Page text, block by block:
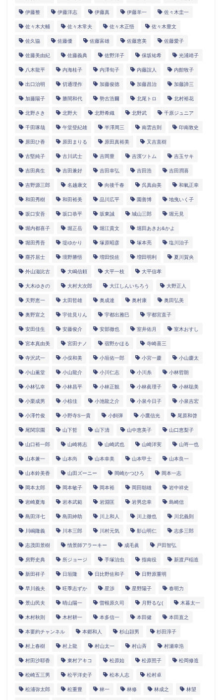
伊藤整 伊藤洋志 伊藤真 伊藤羊一 佐々木圭一
佐々木大輔 佐々木常夫 佐々木正悟 佐々木豊文
佐久協 佐藤優 佐藤富雄 佐藤恵美 佐藤愛子
佐藤美由紀 佐藤義典 佐野洋子 保坂祐希 光浦靖子
八木龍平 内海桂子 内澤旬子 内藤誼人 内館牧子
出口治明 切通理作 加藤俊徳 加藤昌治 加藤諦三
加藤陽子 勝間和代 勢古浩爾 北尾トロ 北村裕花
北野さき 北野大 北野希織 北野武 千原ジュニア
千田琢哉 午堂登紀雄 半澤周三 南雲吉則 印南敦史
原田ひ香 原田まりる 原田真裕美 又吉直樹
古堅純子 古川武士 吉岡豊 吉濱ツトム 吉玉サキ
吉田典生 吉田兼好 吉田幸弘 吉田浩 吉田潤喜
吉野源三郎 名越康文 向後千春 呉真由美 和氣正幸
和田秀樹 和田裕美 品川広平 園善博 地曳いく子
坂口安吾 坂口恭平 坂東誠 城山三郎 堀元見
堀内都喜子 堀正岳 堀江貴文 堀田あきお&かよ
堀田秀吾 堤ゆかり 塚原昭彦 塚本亮 塩川治子
塵芥居士 境野勝悟 増田悦佐 増田明利 夏川賀央
外山滋比古 大嶋信頼 大平一枝 大平信孝
大木ゆきの 大村大次郎 大江しんいちろう 大野正人
天野恵一 太田哲雄 奥成達 奥村康 奥田弘美
奥野宣之 宇佐見りん 宇都出雅巳 宇都宮直子
安田佳生 安藤俊介 安部徹也 室井佑月 室木おすし
宮本真由美 宮田ナノ 宿野かほる 寺崎喜三
寺沢武一 小俣和美 小垣佑一郎 小宮一慶 小山慶太
小山薫堂 小山龍介 小川仁志 小川糸 小林哲朗
小林弘幸 小林昌平 小林正観 小林眞理子 小林聡美
小栗成男 小椋佳 小池龍之介 小泉今日子 小泉吉宏
小澤竹俊 小野寺S一貴 小飼弾 小鷹信光 尾原和啓
尾関宗園 山下哲 山下清 山中恵美子 山口恵梨子
山口裕一郎 山崎将志 山崎武也 山崎洋実 山嵜一也
山本兼一 山本尚 山本幸美 山本甲士 山本良一
山本鈴美香 山田ズーニー 岡崎かつひろ 岡本一志
岡本太郎 岡本敏子 岡本裕 岡田朝雄 岩中祥史
岩崎夏海 岩本武範 岩淵匡 岩男忠幸 島崎信
島田洋七 島田紳助 川上和人 川上徹也 川北義則
川嶋隆義 川本三郎 川村元気 影山明仁 志多三郎
志茂田景樹 情景師アラーキー 成毛眞 戸田智弘
房野史典 所ジョージ 手塚治虫 指南役 新渡戸稲造
新田祥子 日垣隆 日比野佐和子 日野原重明
早川義夫 旺季志ずか 星渉 星野陽子 春明力
景山民夫 晴山陽一 曽根原久司 月野るな( 木暮太一
木村秋則 木村耕一 本多信一 本田健 本田直之
本要約チャンネル 本郷和人 杉山頴男 杉田淳子
村上春樹 村上龍 村山太一 村山斉 村瀬幸浩
村田沙耶香 東村アキコ 松原始 松原照子 松岡修造
松崎五三男 松平洋史子 松本人志 松村卓
松浦弥太郎 松重豊 林一 林修 林成之 林望